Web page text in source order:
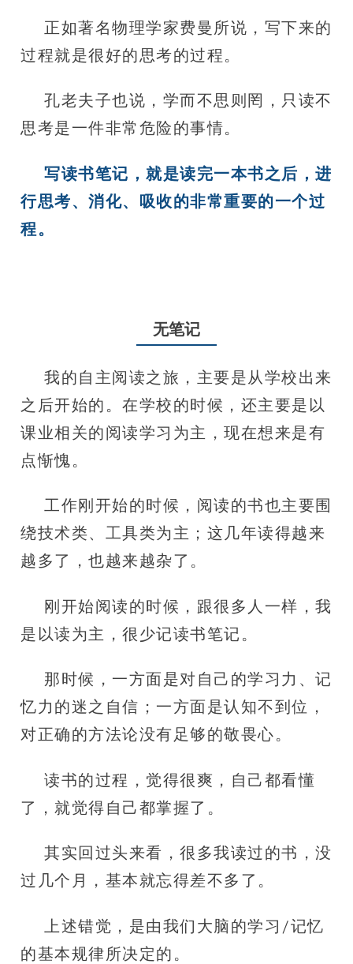
正如著名物理学家费曼所说，写下来的
过程就是很好的思考的过程。
孔老夫子也说，学而不思则罔，只读不
思考是一件非常危险的事情。
写读书笔记，就是读完一本书之后，进
行思考、消化、吸收的非常重要的一个过
程。
无笔记
我的自主阅读之旅，主要是从学校出来
之后开始的。在学校的时候，还主要是以
课业相关的阅读学习为主，现在想来是有
点惭愧。
工作刚开始的时候，阅读的书也主要围
绕技术类、工具类为主；这几年读得越来
越多了，也越来越杂了。
刚开始阅读的时候，跟很多人一样，我
是以读为主，很少记读书笔记。
那时候，一方面是对自己的学习力、记
忆力的迷之自信；一方面是认知不到位，
对正确的方法论没有足够的敬畏心。
读书的过程，觉得很爽，自己都看懂
了，就觉得自己都掌握了。
其实回过头来看，很多我读过的书，没
过几个月，基本就忘得差不多了。
上述错觉，是由我们大脑的学习/记忆
的基本规律所决定的。